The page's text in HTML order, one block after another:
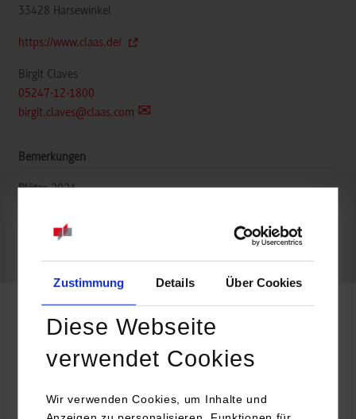
Zustimmung Details Über Cookies
Diese Webseite
verwendet Cookies
Wir verwenden Cookies, um Inhalte und
33428 Harsewinkel
https://www.claas.de/
Birgit Claves
05247-12-1800
birgit.claves@claas.com
Informatik / Künstliche Intelligenz
Mühlenwinkel 1
33428 Harsewinkel